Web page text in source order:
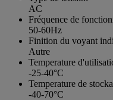
AC
Fréquence de
50-60Hz
Finition du voyant
Autre
Temperature
-25-40°C
Temperature de
-40-70°C